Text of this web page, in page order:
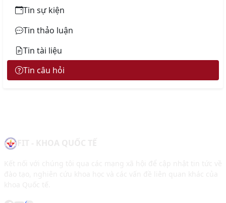
Tin sự kiện
Tin thảo luận
Tin tài liệu
Tin câu hỏi